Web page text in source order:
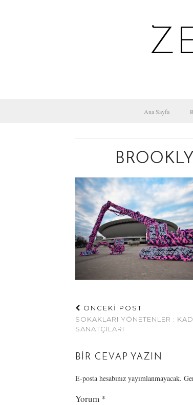
Ana Sayfa
ÖNCEKİ POST
SOKAKLARI YÖNETENLER :
SANATÇILARI
BIR CEVAP YAZIN
E-posta hesabınız yayımlanmayacak.
Yorum *